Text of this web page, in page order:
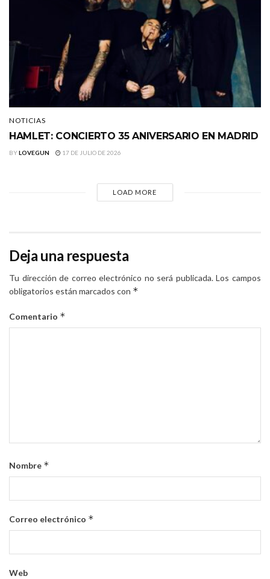
NOTICIAS
HAMLET: CONCIERTO 35 ANIVERSARIO EN MADRID
BYLOVEGUN 17 DE JULIO DE 2026
LOAD MORE
Deja una respuesta
Tu dirección de correo electrónico no será publicada. Los campos
obligatorios están marcados con *
Comentario *
Nombre *
Correo electrónico *
Web